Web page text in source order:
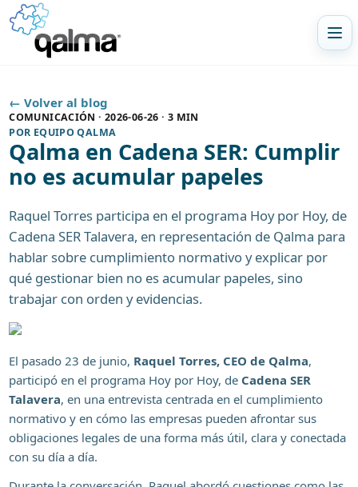
← Volver al blog
COMUNICACIÓN · 2026-06-26 · 3 MIN
POR EQUIPO QALMA
Qalma en Cadena SER: Cumplir
no es acumular papeles
Raquel Torres participa en el programa Hoy por Hoy, de
Cadena SER Talavera, en representación de Qalma para
hablar sobre cumplimiento normativo y explicar por
qué gestionar bien no es acumular papeles, sino
trabajar con orden y evidencias.
El pasado 23 de junio, Raquel Torres, CEO de Qalma,
participó en el programa Hoy por Hoy, de Cadena SER
Talavera, en una entrevista centrada en el cumplimiento
normativo y en cómo las empresas pueden afrontar sus
obligaciones legales de una forma más útil, clara y conectada
con su día a día.